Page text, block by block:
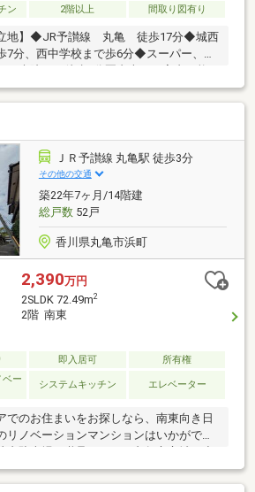
ン
2階以上 間取り図有り
立地】◆JR予讃線 丸亀 徒歩17分◆城西
7分、西中学校まで歩6分◆スーパー、ド
、病院まで徒歩5分圏内本日ご案内可能
ＪＲ予讃線 丸亀駅 徒歩3分
その他の交通
築22年7ヶ月/14階建
総戸数52戸
香川県丸亀市浜町
2,390万円
2SLDK 72.49m2
2階 南東
即入居可
所有権
ベー
システムキッチン エレベーター
でのお住まいをお探しなら、南東向き日
リノベーションマンションはいかがでし
内駐車場も継承可です。丸亀市立城西小
12分丸亀市立西中学校まで徒歩13分